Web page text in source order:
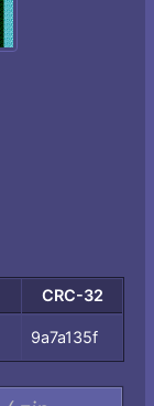
CRC-32
9a7a135f